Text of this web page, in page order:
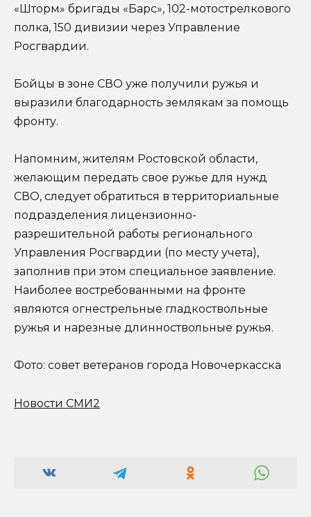
«Шторм» бригады «Барс», 102-мотострелкового
полка, 150 дивизии через Управление
Росгвардии.
Бойцы в зоне СВО уже получили ружья и
выразили благодарность землякам за помощь
фронту.
Напомним, жителям Ростовской области,
желающим передать свое ружье для нужд
СВО, следует обратиться в территориальные
подразделения лицензионно-
разрешительной работы регионального
Управления Росгвардии (по месту учета),
заполнив при этом специальное заявление.
Наиболее востребованными на фронте
являются огнестрельные гладкоствольные
ружья и нарезные длинноствольные ружья.
Фото: совет ветеранов города Новочеркасска
Новости СМИ2